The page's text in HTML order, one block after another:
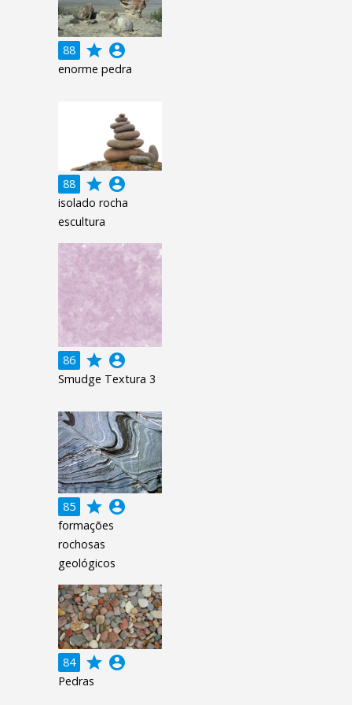
88 grade account_circle
enorme pedra
88 grade account_circle
isolado rocha
escultura
86 grade account_circle
Smudge Textura 3
85 grade account_circle
formações
rochosas
geológicos
84 grade account_circle
Pedras